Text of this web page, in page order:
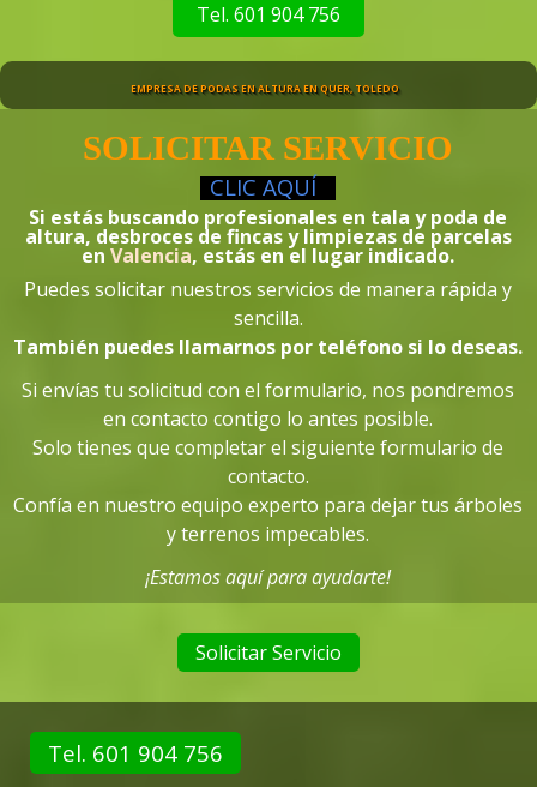
Tel. 601 904 756
EMPRESA DE PODAS EN ALTURA EN QUER, TOLEDO
SOLICITAR SERVICIO
CLICAQUÍ
Si estás buscando profesionales en tala y poda de
altura, desbroces de fincas y limpiezas de parcelas
enValencia, estás en el lugar indicado.
Puedes solicitar nuestros servicios de manera rápida y
sencilla.
También puedes llamarnos por teléfono si lo deseas.
Si envías tu solicitud con el formulario, nos pondremos
en contacto contigo lo antes posible.
Solo tienes que completar el siguiente formulario de
contacto.
Confía en nuestro equipo experto para dejar tus árboles
y terrenos impecables.
¡Estamos aquí para ayudarte!
Solicitar Servicio
Tel. 601 904 756